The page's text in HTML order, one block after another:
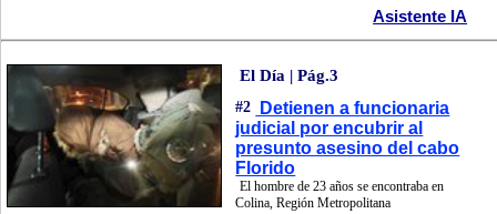
Asistente IA
El Día | Pág.3
#2
Detienen a funcionaria
judicial por encubrir al
presunto asesino del cabo
Florido
El hombre de 23 años se encontraba en
Colina, Región Metropolitana